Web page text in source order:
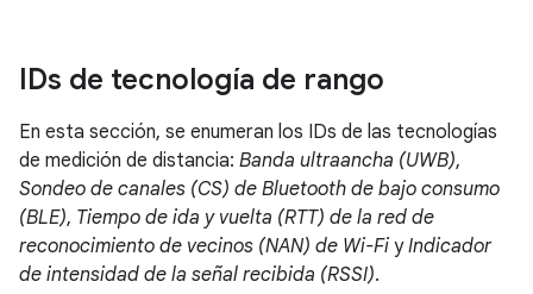
IDs de tecnología de rango
En esta sección, se enumeran los IDs de las tecnologías
de medición de distancia: Banda ultraancha (UWB),
Sondeo de canales (CS) de Bluetooth de bajo consumo
(BLE), Tiempo de ida y vuelta (RTT) de la red de
reconocimiento de vecinos (NAN) de Wi-Fi yIndicador
de intensidad de la señal recibida (RSSI).